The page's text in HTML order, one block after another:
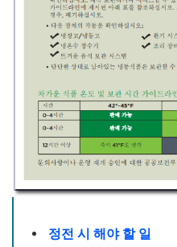
정전 시 해야 할 일